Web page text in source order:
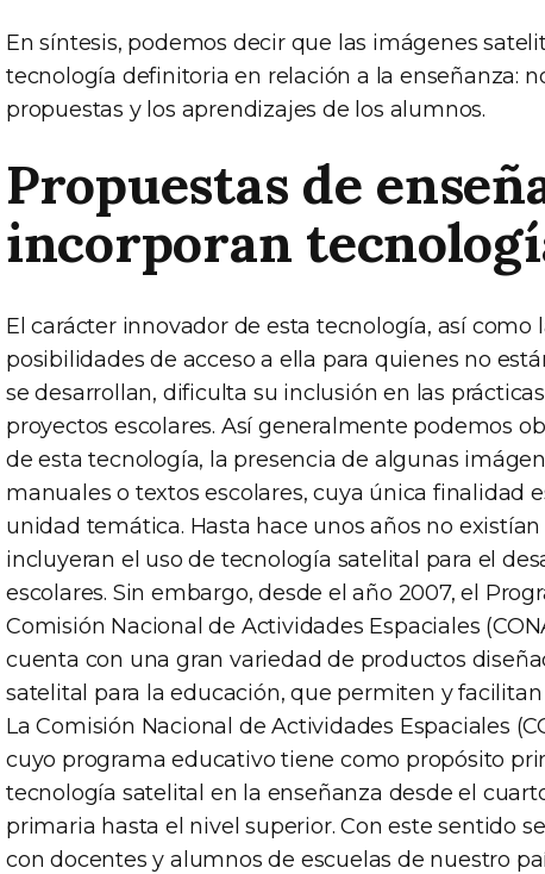
En síntesis, podemos decir que las imágenes
tecnología definitoria en relación a la enseñanza:
propuestas y los aprendizajes de los alumnos.
Propuestas de
incorporan
El carácter innovador de esta tecnología, así como
posibilidades de acceso a ella para quienes no
se desarrollan, dificulta su inclusión en las
proyectos escolares. Así generalmente podemos
de esta tecnología, la presencia de algunas
manuales o textos escolares, cuya única finalidad
unidad temática. Hasta hace unos años no
incluyeran el uso de tecnología satelital para el
escolares. Sin embargo, desde el año 2007, el
Comisión Nacional de Actividades Espaciales
cuenta con una gran variedad de productos
satelital para la educación, que permiten y facilitan
La Comisión Nacional de Actividades Espaciales
cuyo programa educativo tiene como propósito
tecnología satelital en la enseñanza desde el
primaria hasta el nivel superior. Con este sentido
con docentes y alumnos de escuelas de nuestro